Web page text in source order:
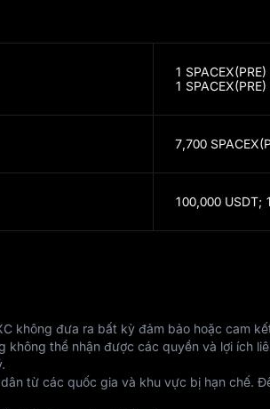
1
1
7,700
100,000 USDT;
không đưa ra bất kỳ đảm bảo hoặc cam
thể nhận được các quyền và lợi ích
từ các quốc gia và khu vực bị hạn chế.